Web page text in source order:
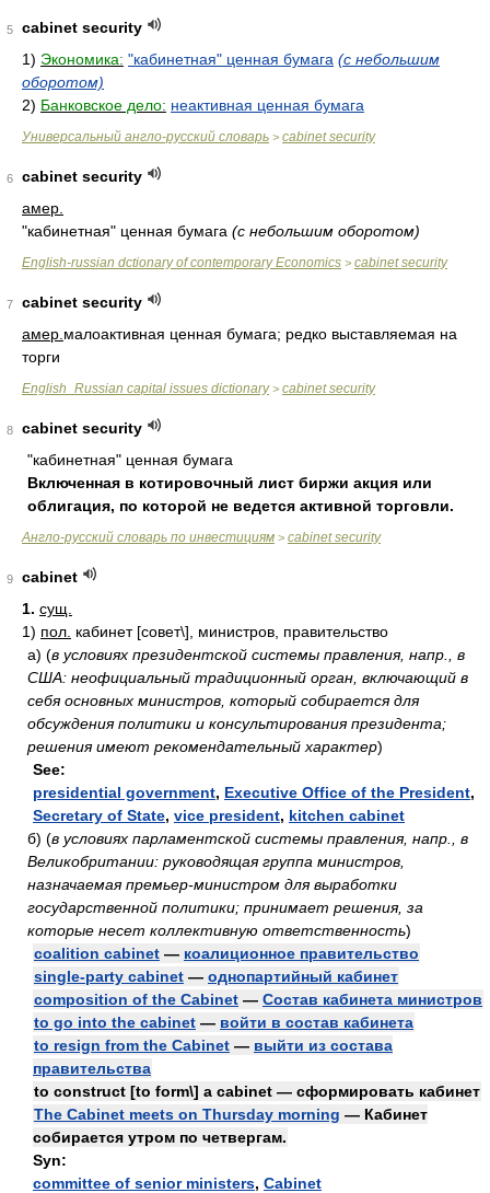
5
cabinet security
1) Экономика: "кабинетная" ценная бумага (с небольшим
оборотом)
2) Банковское дело: неактивная ценная бумага
Универсальный англо-русский словарь > cabinet security
6
cabinet security
амер.
"кабинетная" ценная бумага (с небольшим оборотом)
English-russian dctionary of contemporary Economics > cabinet security
7
cabinet security
амер. малоактивная ценная бумага; редко выставляемая на
торги
English_Russian capital issues dictionary> cabinet security
8
cabinet security
"кабинетная" ценная бумага
Включенная в котировочный лист биржи акция или
облигация, по которой не ведется активной торговли.
Англо-русский словарь по инвестициям > cabinet security
9
cabinet
1. сущ.
1) пол. кабинет [совет\], министров, правительство
а) (в условиях президентской системы правления, напр., в
США: неофициальный традиционный орган, включающий в
себя основных министров, который собирается для
обсуждения политики и консультирования президента;
решения имеют рекомендательный характер)
See:
presidential government, Executive Office of the President,
Secretary of State, vice president, kitchen cabinet
б) (в условиях парламентской системы правления, напр., в
Великобритании: руководящая группа министров,
назначаемая премьер-министром для выработки
государственной политики; принимает решения, за
которые несет коллективную ответственность)
coalition cabinet — коалиционное правительство
single-party cabinet — однопартийный кабинет
composition of the Cabinet — Состав кабинета министров
to go into the cabinet — войти в состав кабинета
to resign from the Cabinet — выйти из состава
правительства
to construct [to form\] a cabinet — сформировать кабинет
The Cabinet meets on Thursday morning — Кабинет
собирается утром по четвергам.
Syn:
committee of senior ministers, Cabinet